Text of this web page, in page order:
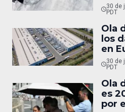
30 de
PDT
Ola
los
en
30 de
PDT
Ola
es
por